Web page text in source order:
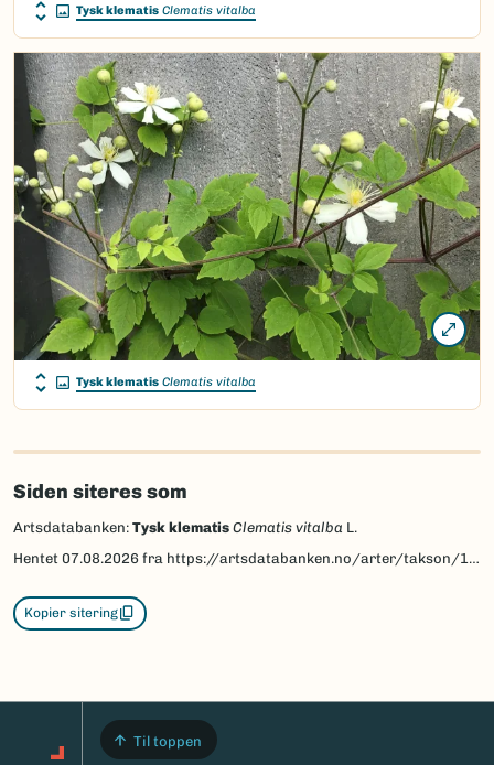
Tysk klematis Clematis vitalba
Tysk klematis Clematis vitalba
Siden siteres som
Artsdatabanken: Tysk klematis Clematis vitalba L.
Hentet 07.08.2026 fra https://artsdatabanken.no/arter/takson/131879
Kopier sitering
Til toppen